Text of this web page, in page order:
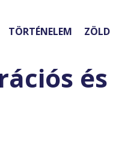
TÖRTÉNELEM ZÖLD
és